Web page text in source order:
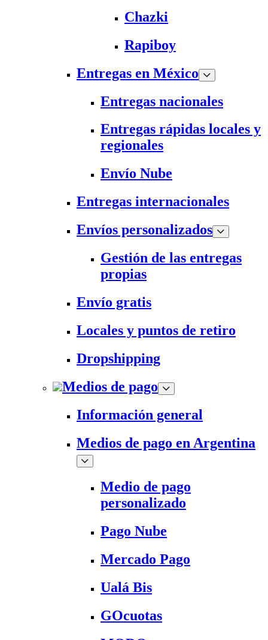
Chazki
Rapiboy
Entregas en México
Entregas nacionales
Entregas rápidas locales y
regionales
Envío Nube
Entregas internacionales
Envíos personalizados
Gestión de las entregas
propias
Envío gratis
Locales y puntos de retiro
Dropshipping
Medios de pago
Información general
Medios de pago en Argentina
Medio de pago
personalizado
Pago Nube
Mercado Pago
Ualá Bis
GOcuotas